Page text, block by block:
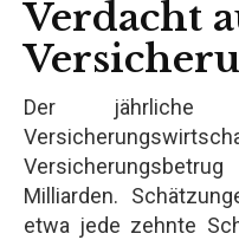
Verdacht
Der
Milliarden.
etwa jede zehnte